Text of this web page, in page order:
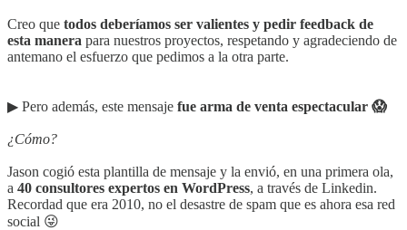
Creo que todos deberíamos ser valientes y pedir feedback de
esta manera para nuestros proyectos, respetando y agradeciendo de
antemano el esfuerzo que pedimos a la otra parte.
▶︎ Pero además, este mensaje fue arma de venta espectacular 😱
¿Cómo?
Jason cogió esta plantilla de mensaje y la envió, en una primera ola,
a 40 consultores expertos en WordPress, a través de Linkedin.
Recordad que era 2010, no el desastre de spam que es ahora esa red
social 😜